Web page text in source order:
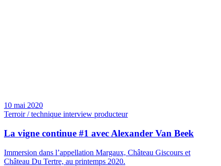
10 mai 2020
Terroir / technique interview producteur
La vigne continue #1 avec Alexander Van Beek
Immersion dans l’appellation Margaux, Château Giscours et
Château Du Tertre, au printemps 2020.